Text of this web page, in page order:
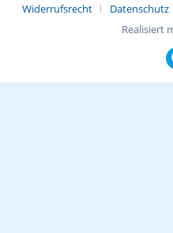
Widerrufsrecht
Datenschutz
Realisiert